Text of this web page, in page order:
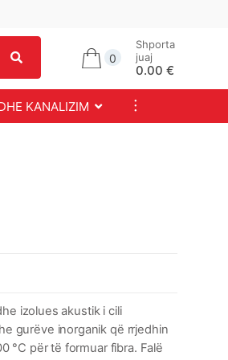
0
Shporta
juaj
0.00 €
KANALIZIM ...
izolues akustik i cili
gurëve inorganik që rrjedhin
°C për të formuar fibra. Falë